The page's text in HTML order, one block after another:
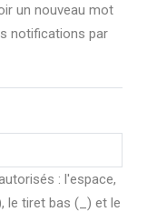
un nouveau mot
notifications par
: l'espace,
le tiret bas (_) et le